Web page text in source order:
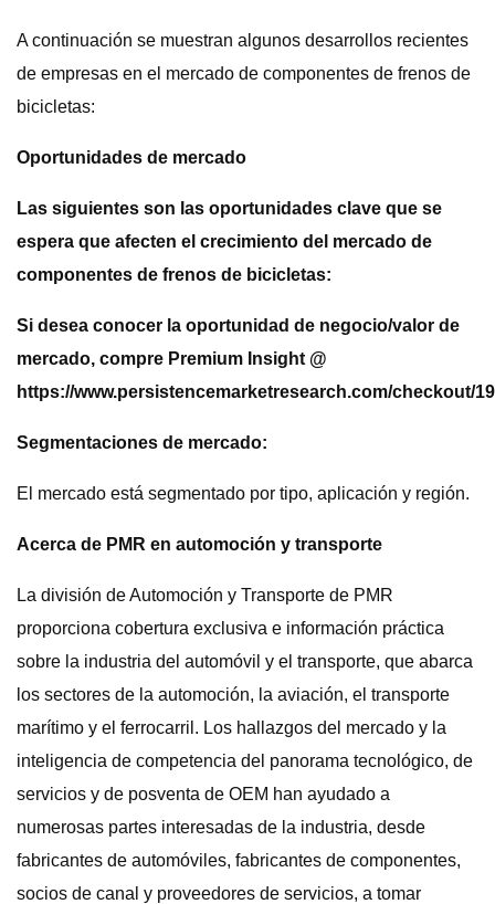
A continuación se muestran algunos desarrollos recientes
de empresas en el mercado de componentes de frenos de
bicicletas:
Oportunidades de mercado
Las siguientes son las oportunidades clave que se
espera que afecten el crecimiento del mercado de
componentes de frenos de bicicletas:
Si desea conocer la oportunidad de negocio/valor de
mercado, compre Premium Insight @
https://www.persistencemarketresearch.com/checkout/
Segmentaciones de mercado:
El mercado está segmentado por tipo, aplicación y región.
Acerca de PMR en automoción y transporte
La división de Automoción y Transporte de PMR
proporciona cobertura exclusiva e información práctica
sobre la industria del automóvil y el transporte, que abarca
los sectores de la automoción, la aviación, el transporte
marítimo y el ferrocarril. Los hallazgos del mercado y la
inteligencia de competencia del panorama tecnológico, de
servicios y de posventa de OEM han ayudado a
numerosas partes interesadas de la industria, desde
fabricantes de automóviles, fabricantes de componentes,
socios de canal y proveedores de servicios, a tomar